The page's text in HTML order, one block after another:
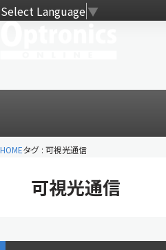
Select Language▼
HOMEタグ : 可視光通信
可視光通信